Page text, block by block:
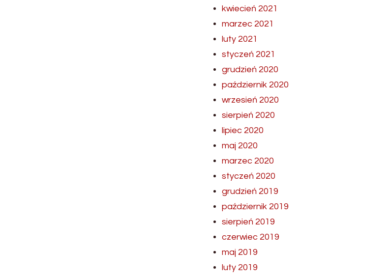
kwiecień 2021
marzec 2021
luty 2021
styczeń 2021
grudzień 2020
październik 2020
wrzesień 2020
sierpień 2020
lipiec 2020
maj 2020
marzec 2020
styczeń 2020
grudzień 2019
październik 2019
sierpień 2019
czerwiec 2019
maj 2019
luty 2019